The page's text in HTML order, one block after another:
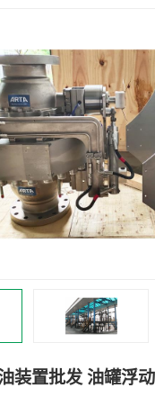
装置批发 油罐浮
活动
卸车
输油臂
接头 火车
顶部
鹤管